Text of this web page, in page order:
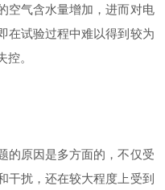
空气含水量增加，进而对电
在试验过程中难以得到较为
。
原因是多方面的，不仅受
干扰，还在较大程度上受到